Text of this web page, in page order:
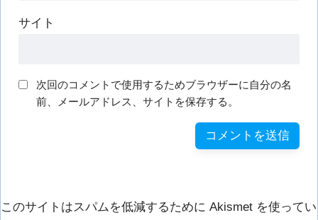
サイト
次回のコメントで使用するためブラウザーに自分の名
前、メールアドレス、サイトを保存する。
このサイトはスパムを低減するために Akismet を使ってい